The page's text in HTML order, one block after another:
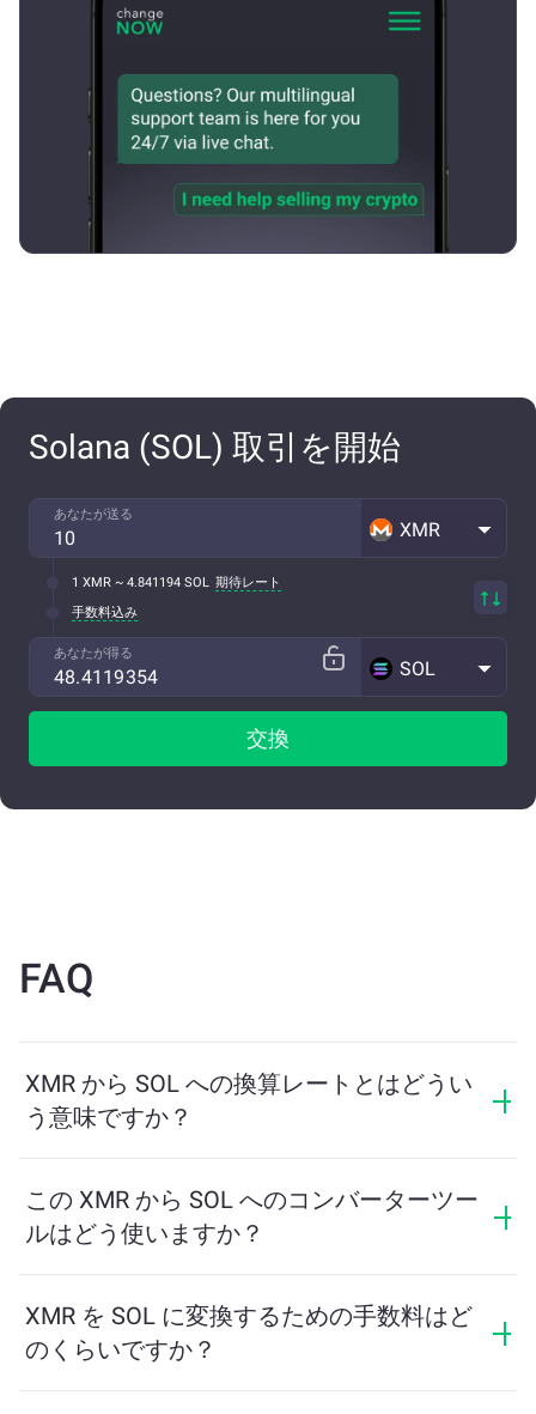
Solana (SOL) 取引を開始
あなたが送る
XMR
1 XMR ~ 4.841194 SOL 期待レート
手数料込み
あなたが得る
SOL
交換
FAQ
XMR から SOL への換算レートとはどうい
う意味ですか？
示します。このレートは市場状況、需要と供給、流動
性に応じて変動します。
この XMR から SOL へのコンバーターツー
ルはどう使いますか？
取る予定の SOL の量を計算します。その後、取引を完
了するための手順に従ってください。
XMR を SOL に変換するための手数料はど
のくらいですか？